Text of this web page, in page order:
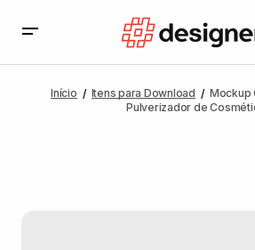
Início Itens para Download
Mockup
Pulverizador de